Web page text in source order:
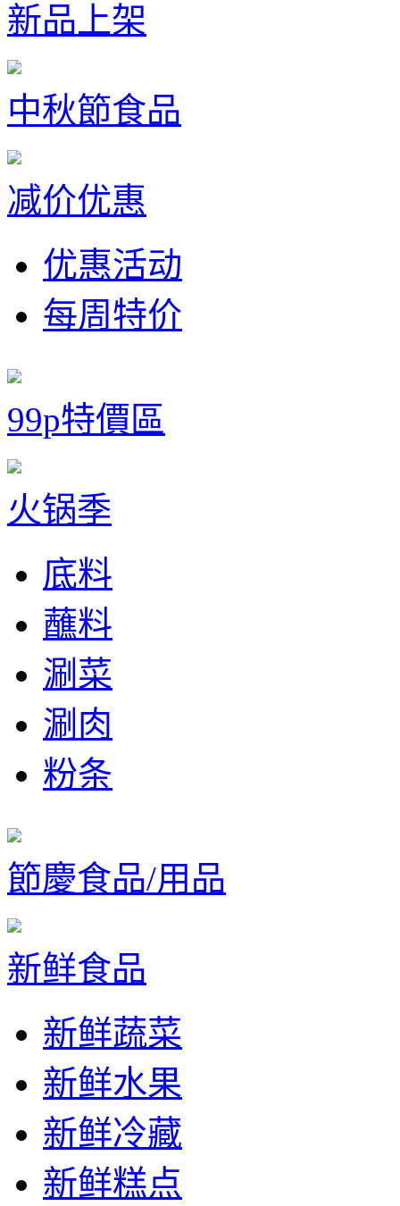
新品上架
中秋節食品
减价优惠
优惠活动
每周特价
99p特價區
火锅季
底料
蘸料
涮菜
涮肉
粉条
節慶食品/用品
新鲜食品
新鲜蔬菜
新鲜水果
新鲜冷藏
新鲜糕点